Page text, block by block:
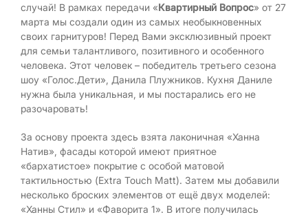
случай! В рамках передачи «Квартирный Вопрос» от 27
марта мы создали один из самых необыкновенных
своих гарнитуров! Перед Вами эксклюзивный проект
для семьи талантливого, позитивного и особенного
человека. Этот человек – победитель третьего сезона
шоу «Голос.Дети», Данила Плужников. Кухня Даниле
нужна была уникальная, и мы постарались его не
разочаровать!
За основу проекта здесь взята лаконичная «Ханна
Натив», фасады которой имеют приятное
«бархатистое» покрытие с особой матовой
тактильностью (Extra Touch Matt). Затем мы добавили
несколько броских элементов от ещё двух моделей:
«Ханны Стил» и «Фаворита 1». В итоге получилась